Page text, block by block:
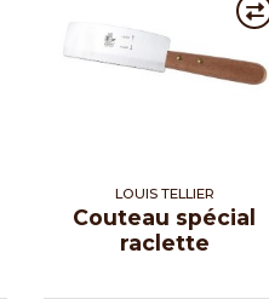
LOUIS TELLIER
Couteau spécial
raclette